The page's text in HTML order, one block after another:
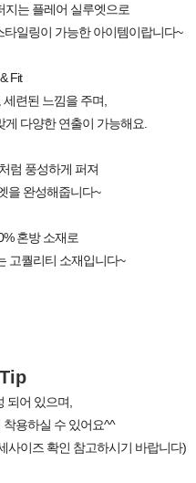
지는 플레어 실루엣으로
일링이 가능한 아이템이랍니다~
Fit
련된 느낌을 주며,
다양한 연출이 가능해요.
럼 풍성하게 퍼져
을 완성해줍니다~
혼방 소재로
고퀄리티 소재입니다~
되어 있으며,
용하실 수 있어요^^
사이즈 확인 참고하시기 바랍니다)